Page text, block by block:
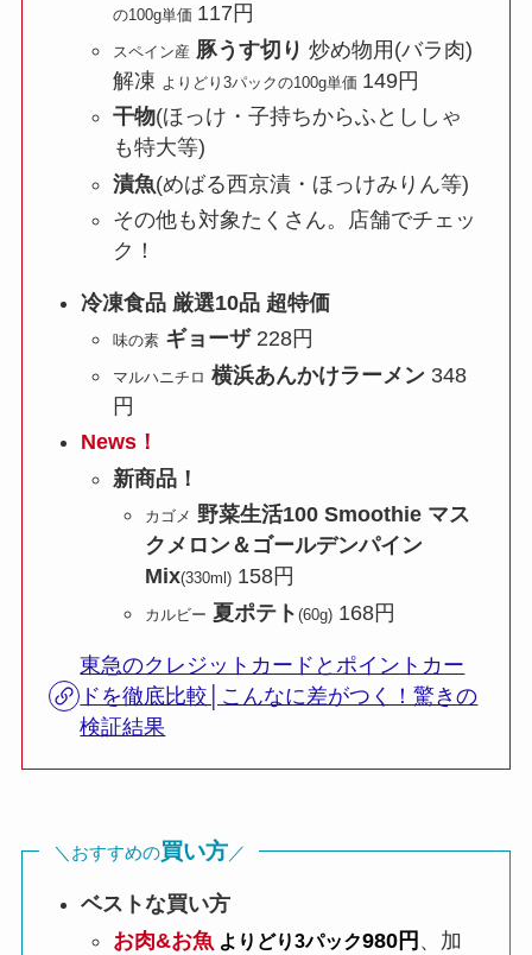
の100g単価 117円
スペイン産 豚うす切り 炒め物用(バラ肉)
解凍 よりどり3パックの100g単価 149円
干物(ほっけ・子持ちからふとししゃ
も特大等)
漬魚(めばる西京漬・ほっけみりん等)
その他も対象たくさん。店舗でチェッ
ク！
冷凍食品 厳選10品 超特価
味の素 ギョーザ 228円
マルハニチロ 横浜あんかけラーメン 348
円
News！
新商品！
カゴメ 野菜生活100 Smoothie マス
クメロン＆ゴールデンパイン
Mix(330ml) 158円
カルビー 夏ポテト (60g) 168円
東急のクレジットカードとポイントカー
ドを徹底比較│こんなに差がつく！驚きの
検証結果
＼おすすめの買い方／
ベストな買い方
お肉&お魚 よりどり3パック980円 、加